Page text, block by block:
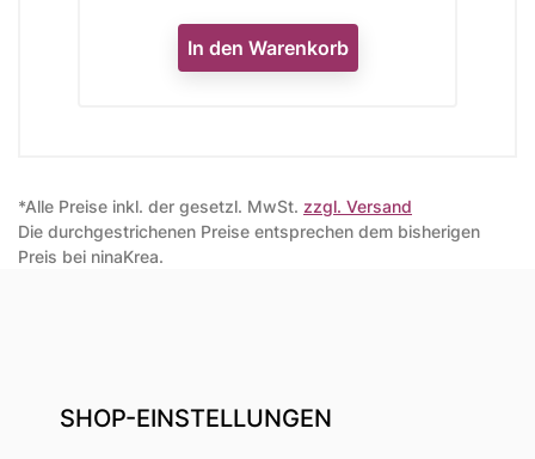
In den Warenkorb
*Alle Preise inkl. der gesetzl. MwSt. zzgl. Versand
Die durchgestrichenen Preise entsprechen dem bisherigen
Preis bei ninaKrea.
SHOP-EINSTELLUNGEN